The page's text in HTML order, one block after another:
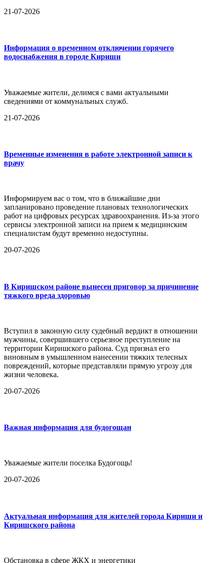
21-07-2026
Информация о временном отключении горячего
водоснабжения в городе Кириши
Уважаемые жители, делимся с вами актуальными
сведениями от коммунальных служб.
21-07-2026
Временные изменения в работе электронной записи к
врачу
Информируем вас о том, что в ближайшие дни
запланировано проведение плановых технологических
работ на цифровых ресурсах здравоохранения. Из-за этого
сервисы электронной записи на прием к медицинским
специалистам будут временно недоступны.
20-07-2026
В Киришском районе вынесен приговор за причинение
тяжкого вреда здоровью
Вступил в законную силу судебный вердикт в отношении
мужчины, совершившего серьезное преступление на
территории Киришского района. Суд признал его
виновным в умышленном нанесении тяжких телесных
повреждений, которые представляли прямую угрозу для
жизни человека.
20-07-2026
Важная информация для будогощан
Уважаемые жители поселка Будогощь!
20-07-2026
Актуальная информация для жителей города Кириши и
Киришского района
Обстановка в сфере ЖКХ и энергетики